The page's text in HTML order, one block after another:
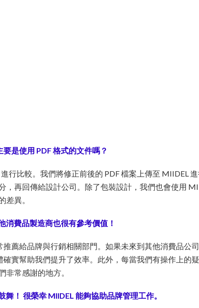
是使用 PDF 格式的文件嗎？
行比較。我們將修正前後的 PDF 檔案上傳至 MIIDEL
，再回傳給設計公司。除了包裝設計，我們也會使用
差異。
消費品製造商也很有參考價值！
薦給品牌與行銷相關部門。如果未來到其他消費品公
實幫助我們提升了效率。此外，每當我們有操作上的
非常感謝的地方。
！ 很榮幸 MIIDEL 能夠協助品牌管理工作。